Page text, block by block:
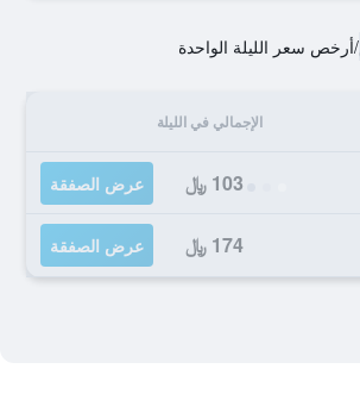
/أرخص سعر الليلة الواحدة
الإجمالي في الليلة
103 ﷼ عرض الصفقة
174 ﷼ عرض الصفقة